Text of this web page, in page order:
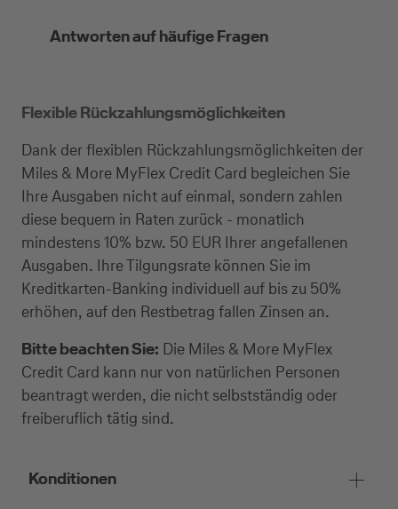
Antworten auf häufige Fragen
Flexible Rückzahlungsmöglichkeiten
Dank der flexiblen Rückzahlungsmöglichkeiten der
Miles & More MyFlex Credit Card begleichen Sie
Ihre Ausgaben nicht auf einmal, sondern zahlen
diese bequem in Raten zurück - monatlich
mindestens 10% bzw. 50 EUR Ihrer angefallenen
Ausgaben. Ihre Tilgungsrate können Sie im
Kreditkarten-Banking individuell auf bis zu 50%
erhöhen, auf den Restbetrag fallen Zinsen an.
Bitte beachten Sie: Die Miles & More MyFlex
Credit Card kann nur von natürlichen Personen
beantragt werden, die nicht selbstständig oder
freiberuflich tätig sind.
Konditionen